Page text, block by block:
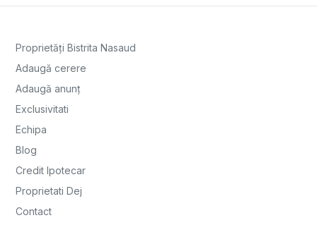
Proprietăți Bistrita Nasaud
Adaugă cerere
Adaugă anunț
Exclusivitati
Echipa
Blog
Credit Ipotecar
Proprietati Dej
Contact